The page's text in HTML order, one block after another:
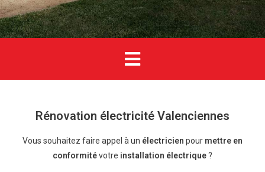
Rénovation électricité Valenciennes
Vous souhaitez faire appel à un électricien pour mettre en
conformitévotre installation électrique?